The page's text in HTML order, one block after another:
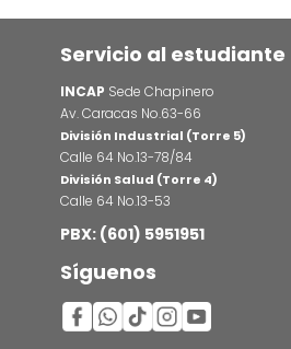
Servicio al estudiante
INCAP Sede Chapinero
Av. Caracas No.63-66
División Industrial (Torre 5)
Calle 64 No.13-78/84
División Salud (Torre 4)
Calle 64 No.13-53
PBX: (601) 5951951
Síguenos